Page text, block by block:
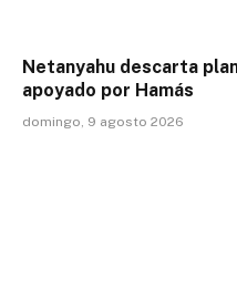
Netanyahu descarta
apoyado por Hamás
domingo, 9 agosto 2026